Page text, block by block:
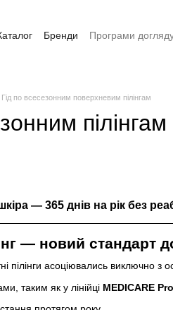
Бренди
Програми
Гід по всесезонним поверхневим пілінгам
— 365 днів на рік без
— новий стандарт
пілінги асоціювались виключно
таким як у лінійці MEDICARE